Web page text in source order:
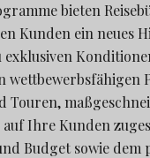
bieten
Kunden ein neues
exklusiven
wettbewerbsfähigen
Touren,
auf Ihre Kunden
Budget sowie dem